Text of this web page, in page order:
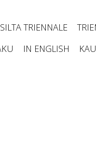
TRIENNALE
IN ENGLISH